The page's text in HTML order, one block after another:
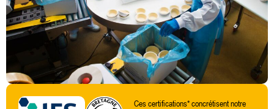
Ces certifications* concrétisent notre